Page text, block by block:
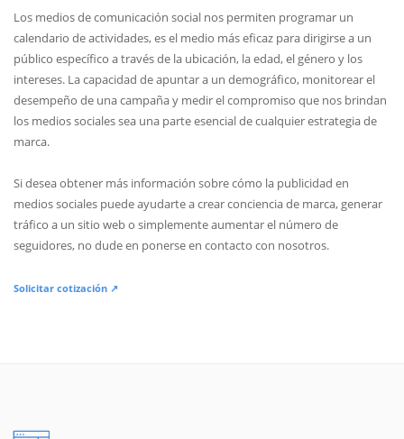
Los medios de comunicación social nos permiten programar un
calendario de actividades, es el medio más eficaz para dirigirse a un
público específico a través de la ubicación, la edad, el género y los
intereses. La capacidad de apuntar a un demográfico, monitorear el
desempeño de una campaña y medir el compromiso que nos brindan
los medios sociales sea una parte esencial de cualquier estrategia de
marca.
Si desea obtener más información sobre cómo la publicidad en
medios sociales puede ayudarte a crear conciencia de marca, generar
tráfico a un sitio web o simplemente aumentar el número de
seguidores, no dude en ponerse en contacto con nosotros.
Solicitar cotización ↗